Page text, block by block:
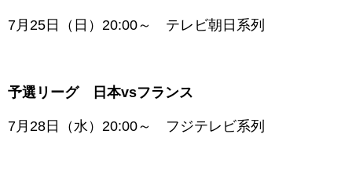
7月25日（日）20:00～ テレビ朝日系列
予選リーグ 日本vsフランス
7月28日（水）20:00～ フジテレビ系列